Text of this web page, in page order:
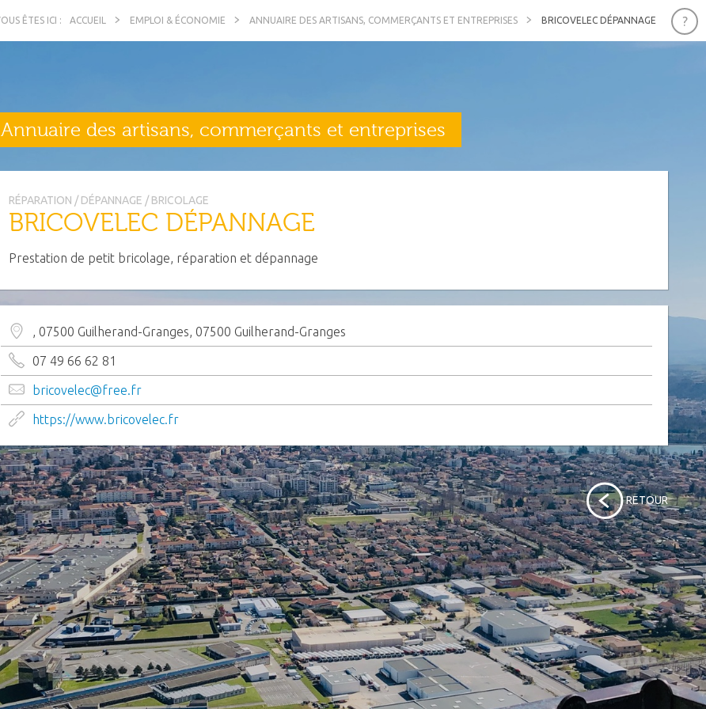
ACCUEIL EMPLOI & ÉCONOMIE ANNUAIRE DES ARTISANS, COMMERÇANTS ET ENTREPRISES BRICOVELEC DÉPANNAGE
Annuaire des artisans, commerçants et entreprises
RÉPARATION / DÉPANNAGE / BRICOLAGE
BRICOVELEC DÉPANNAGE
Prestation de petit bricolage, réparation et dépannage
, 07500 Guilherand-Granges, 07500 Guilherand-Granges
07 49 66 62 81
bricovelec@free.fr
https://www.bricovelec.fr
RETOUR